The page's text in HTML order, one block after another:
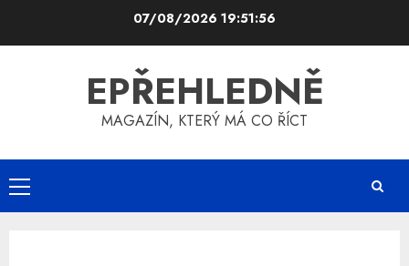
07/08/2026 19:51:56
EPŘEHLEDNĚ
MAGAZÍN, KTERÝ MÁ CO ŘÍCT
Primary
Menu